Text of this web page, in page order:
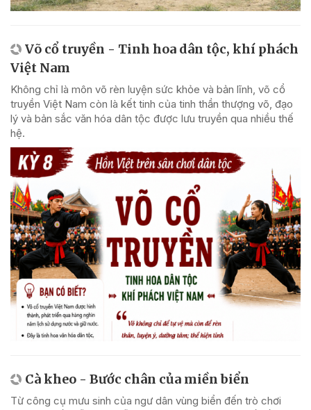
Võ cổ truyền - Tinh hoa dân tộc, khí phách
Việt Nam
Không chỉ là môn võ rèn luyện sức khỏe và bản lĩnh, võ cổ
truyền Việt Nam còn là kết tinh của tinh thần thượng võ, đạo
lý và bản sắc văn hóa dân tộc được lưu truyền qua nhiều thế
hệ.
Cà kheo - Bước chân của miền biển
Từ công cụ mưu sinh của ngư dân vùng biển đến trò chơi